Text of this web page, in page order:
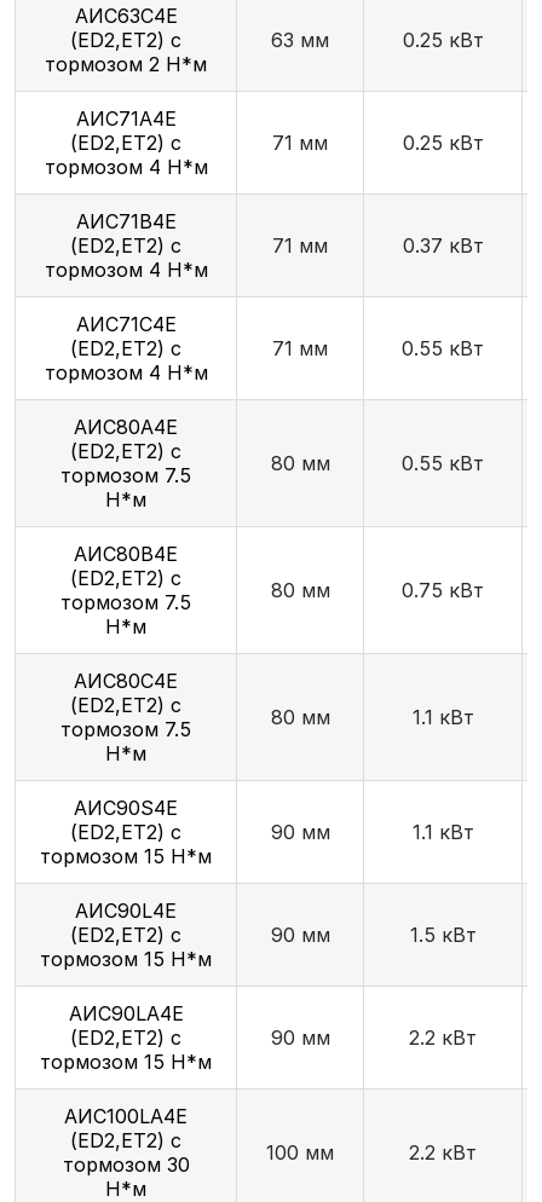
АИС63С4Е
(ED2,ET2) с
тормозом 2 Н*м
63 мм 0.25 кВт
АИС71А4Е
(ED2,ET2) с
тормозом 4 Н*м
71 мм 0.25 кВт
АИС71В4Е
(ED2,ET2) с
тормозом 4 Н*м
71 мм 0.37 кВт
АИС71С4Е
(ED2,ET2) с
тормозом 4 Н*м
71 мм 0.55 кВт
АИС80А4Е
(ED2,ET2) с
тормозом 7.5
Н*м
80 мм 0.55 кВт
АИС80В4Е
(ED2,ET2) с
тормозом 7.5
Н*м
80 мм 0.75 кВт
АИС80С4Е
(ED2,ET2) с
тормозом 7.5
Н*м
80 мм 1.1 кВт
AИC90S4Е
(ED2,ET2) с
тормозом 15 Н*м
90 мм 1.1 кВт
АИС90L4Е
(ED2,ET2) с
тормозом 15 Н*м
90 мм 1.5 кВт
AИC90LA4Е
(ED2,ET2) с
тормозом 15 Н*м
90 мм 2.2 кВт
AИC100LA4Е
(ED2,ET2) с
тормозом 30
Н*м
100 мм 2.2 кВт